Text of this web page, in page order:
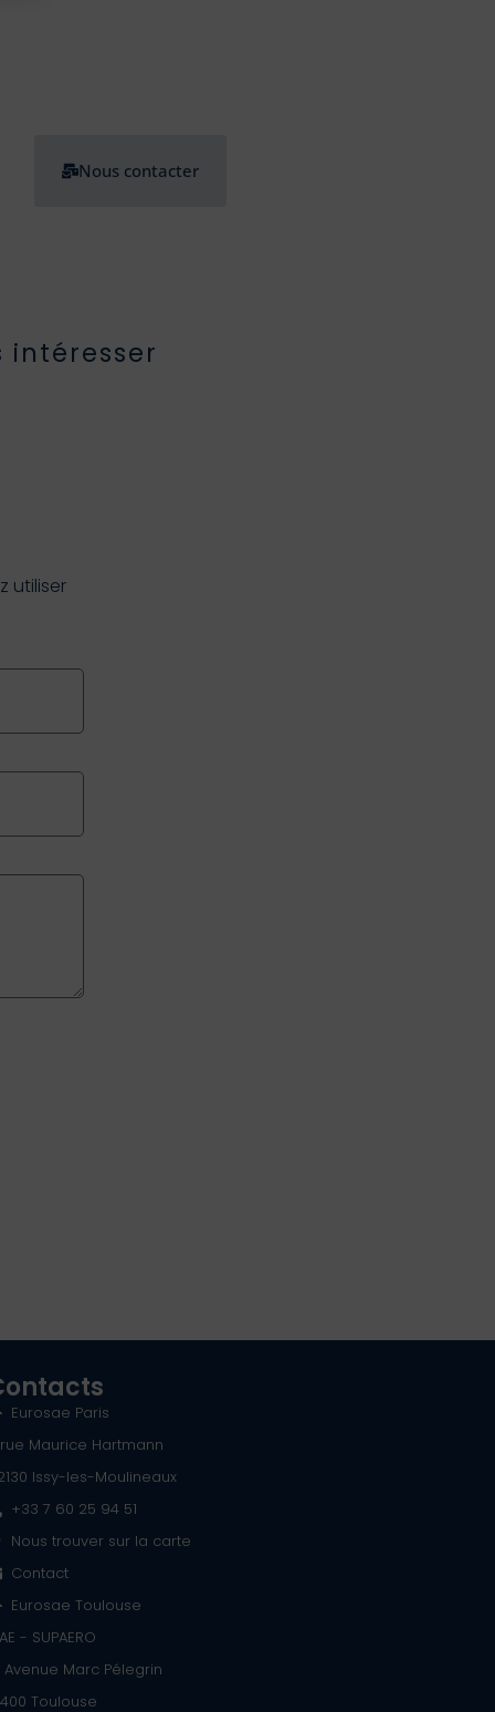
Nous contacter
intéresser
utiliser
Eurosae Paris
Maurice Hartmann
Issy-les-Moulineaux
+33 7 60 25 94 51
Nous trouver sur la carte
Contact
Eurosae Toulouse
- SUPAERO
Avenue Marc Pélegrin
Toulouse